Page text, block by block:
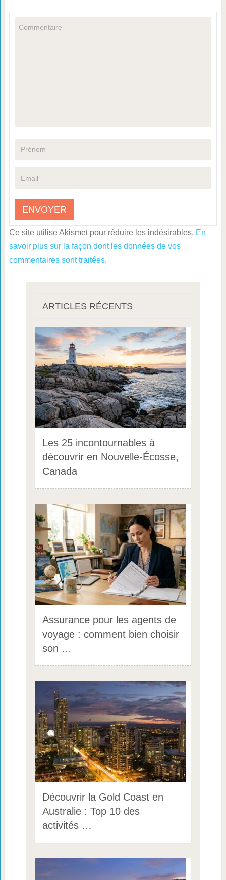
Ce site utilise Akismet pour réduire les indésirables. En
savoir plus sur la façon dont les données de vos
commentaires sont traitées.
ARTICLES RÉCENTS
Les 25 incontournables à
découvrir en Nouvelle-Écosse,
Canada
Assurance pour les agents de
voyage : comment bien choisir
son …
Découvrir la Gold Coast en
Australie : Top 10 des
activités …